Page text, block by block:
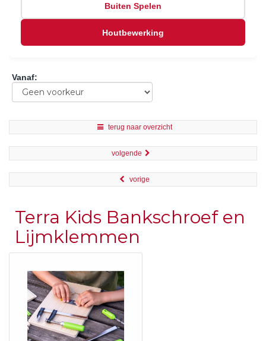
Buiten Spelen
Houtbewerking
Vanaf:
terug naar overzicht
volgende
vorige
Terra Kids Bankschroef en
Lijmklemmen